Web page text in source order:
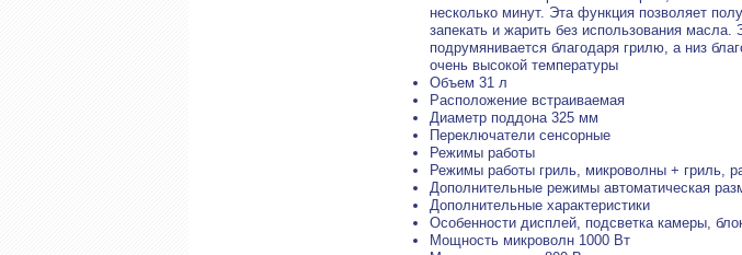
несколько минут. Эта функция позволяет
запекать и жарить без использования
подрумянивается благодаря грилю, а низ
очень высокой температуры
Объем 31 л
Расположение встраиваемая
Диаметр поддона 325 мм
Переключатели сенсорные
Режимы работы
Режимы работы гриль, микроволны + гриль,
Дополнительные режимы автоматическая
Дополнительные характеристики
Особенности дисплей, подсветка камеры,
Мощность микроволн 1000 Вт